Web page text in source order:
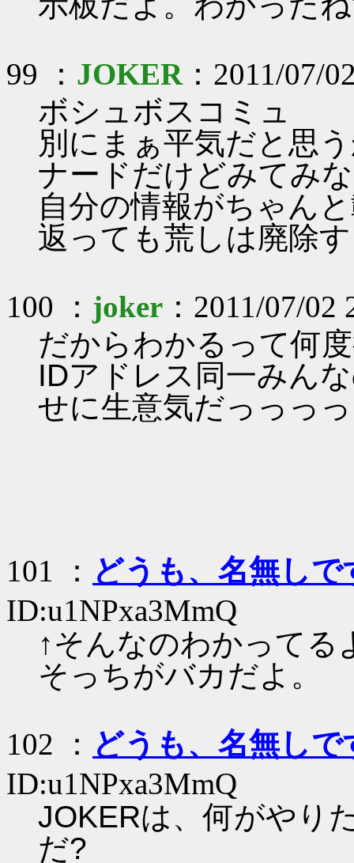
99 ： JOKER：2011/07/
ボシュボスコミュ
別にまぁ平気だと思
ナードだけどみてみな
自分の情報がちゃん
返っても荒しは廃除
100 ： joker ：2011/07/
だからわかるって何
IDアドレス同一みん
せに生意気だっっっ
101 ： どうも、名無しで
ID:u1NPxa3MmQ
↑そんなのわかって
そっちがバカだよ。
102 ： どうも、名無しで
ID:u1NPxa3MmQ
JOKERは、何がやり
だ?